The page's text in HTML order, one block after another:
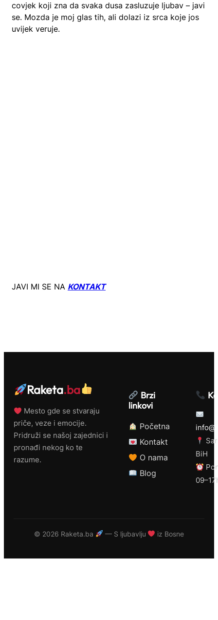
covjek koji zna da svaka dusa zasluzuje ljubav – javi
se. Mozda je moj glas tih, ali dolazi iz srca koje jos
uvijek veruje.
JAVI MI SE NA KONTAKT
Raketa.ba
Mesto gde se stvaraju
priče, veze i emocije.
Pridruži se našoj zajednici i
pronađi nekog ko te
razume.
Brzi
linkovi
Početna
Kontakt
O nama
Blog
BiH
© 2026 Raketa.ba — S ljubavlju iz Bosne